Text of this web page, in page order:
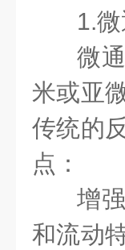
1.
微
米或亚
传统的
点：
增
和流动